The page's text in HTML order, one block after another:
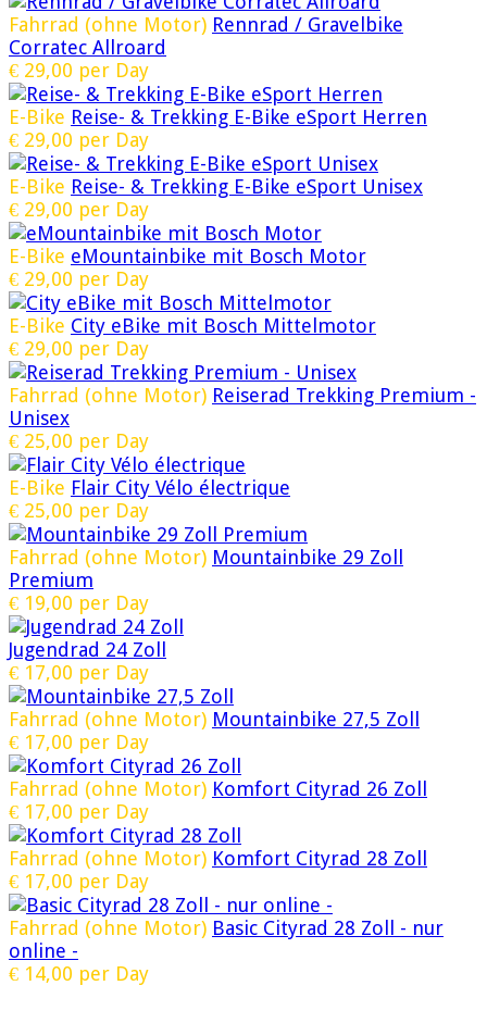
Fahrrad (ohne Motor) Rennrad / Gravelbike
Corratec Allroard
€ 29,00 per Day
E-Bike Reise- & Trekking E-Bike eSport Herren
€ 29,00 per Day
E-Bike Reise- & Trekking E-Bike eSport Unisex
€ 29,00 per Day
E-Bike eMountainbike mit Bosch Motor
€ 29,00 per Day
E-Bike City eBike mit Bosch Mittelmotor
€ 29,00 per Day
Fahrrad (ohne Motor) Reiserad Trekking Premium -
Unisex
€ 25,00 per Day
E-Bike Flair City Vélo électrique
€ 25,00 per Day
Fahrrad (ohne Motor) Mountainbike 29 Zoll
Premium
€ 19,00 per Day
Jugendrad 24 Zoll
€ 17,00 per Day
Fahrrad (ohne Motor) Mountainbike 27,5 Zoll
€ 17,00 per Day
Fahrrad (ohne Motor) Komfort Cityrad 26 Zoll
€ 17,00 per Day
Fahrrad (ohne Motor) Komfort Cityrad 28 Zoll
€ 17,00 per Day
Fahrrad (ohne Motor) Basic Cityrad 28 Zoll - nur
online -
€ 14,00 per Day